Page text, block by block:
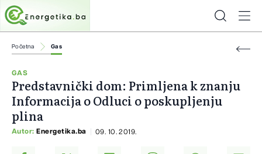
Početna Gas
GAS
Predstavnički dom: Primljena k znanju
Informacija o Odluci o poskupljenju
plina
Autor: Energetika.ba 09. 10. 2019.